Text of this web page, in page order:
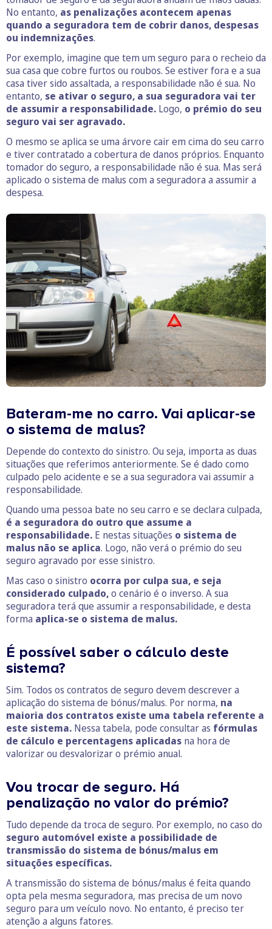
No entanto, as penalizações acontecem apenas
quando a seguradora tem de cobrir danos, despesas
ou indemnizações.
Por exemplo, imagine que tem um seguro para o recheio da
sua casa que cobre furtos ou roubos. Se estiver fora e a sua
casa tiver sido assaltada, a responsabilidade não é sua. No
entanto, se ativar o seguro, a sua seguradora vai ter
de assumir a responsabilidade. Logo, o prémio do seu
seguro vai ser agravado.
O mesmo se aplica se uma árvore cair em cima do seu carro
e tiver contratado a cobertura de danos próprios. Enquanto
tomador do seguro, a responsabilidade não é sua. Mas será
aplicado o sistema de malus com a seguradora a assumir a
despesa.
Bateram-me no carro. Vai aplicar-se
o sistema de malus?
Depende do contexto do sinistro. Ou seja, importa as duas
situações que referimos anteriormente. Se é dado como
culpado pelo acidente e se a sua seguradora vai assumir a
responsabilidade.
Quando uma pessoa bate no seu carro e se declara culpada,
é a seguradora do outro que assume a
responsabilidade. E nestas situações o sistema de
malus não se aplica. Logo, não verá o prémio do seu
seguro agravado por esse sinistro.
Mas caso o sinistro ocorra por culpa sua, e seja
considerado culpado,o cenário é o inverso. A sua
seguradora terá que assumir a responsabilidade, e desta
forma aplica-se o sistema de malus.
É possível saber o cálculo deste
sistema?
Sim. Todos os contratos de seguro devem descrever a
aplicação do sistema de bónus/malus. Por norma, na
maioria dos contratos existe uma tabela referente a
este sistema. Nessa tabela, pode consultar as fórmulas
de cálculo e percentagens aplicadas na hora de
valorizar ou desvalorizar o prémio anual.
Vou trocar de seguro. Há
penalização no valor do prémio?
Tudo depende da troca de seguro. Por exemplo, no caso do
seguro automóvel existe a possibilidade de
transmissão do sistema de bónus/malus em
situações específicas.
A transmissão do sistema de bónus/malus é feita quando
opta pela mesma seguradora, mas precisa de um novo
seguro para um veículo novo. No entanto, é preciso ter
atenção a alguns fatores.